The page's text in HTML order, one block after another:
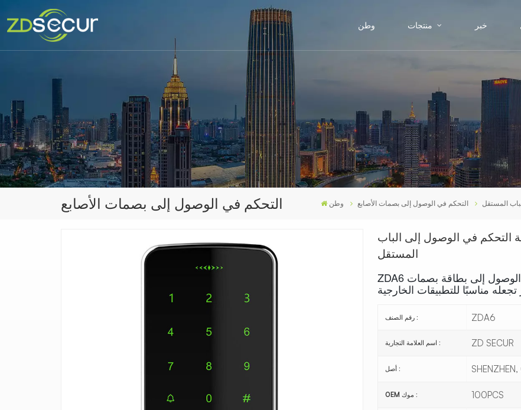
وطن خبر
التحكم في الوصول إلى بصمات الأصابع وطن التحكم في الوصول إلى بصمات الأصابع المستقل
التحكم في الوصول إلى الباب
المستقل
ZDA6 عبارة عن جهاز متعدد الإمكانات للتحكم في الوصول إلى بطاقة بصمات
رقم الصنف : ZDA6
اسم العلامة التجارية : ZD SECUR
أصل :
OEM موك : 100PCS